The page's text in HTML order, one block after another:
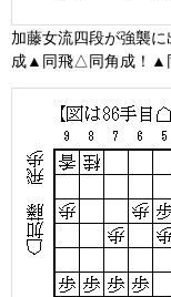
加藤女流四段が強襲
成▲同飛△同角成！▲